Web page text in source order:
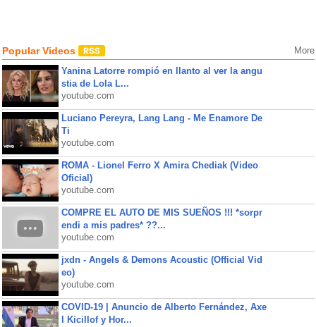
Popular Videos More
Yanina Latorre rompió en llanto al ver la angu
stia de Lola L...
youtube.com
Luciano Pereyra, Lang Lang - Me Enamore De
Ti
youtube.com
ROMA - Lionel Ferro X Amira Chediak (Video
Oficial)
youtube.com
COMPRE EL AUTO DE MIS SUEÑOS !!! *sorpr
endi a mis padres* ??...
youtube.com
jxdn - Angels & Demons Acoustic (Official Vid
eo)
youtube.com
COVID-19 | Anuncio de Alberto Fernández, Axe
l Kicillof y Hor...